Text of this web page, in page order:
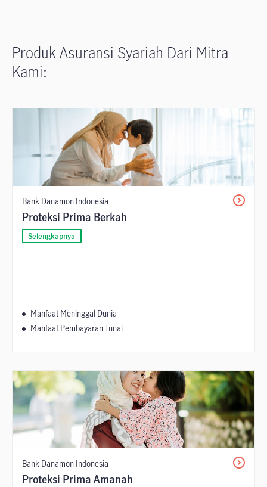
Produk Asuransi Syariah Dari Mitra
Kami:
Bank Danamon Indonesia
Proteksi Prima Berkah
Selengkapnya
Manfaat Meninggal Dunia
Manfaat Pembayaran Tunai
Bank Danamon Indonesia
Proteksi Prima Amanah